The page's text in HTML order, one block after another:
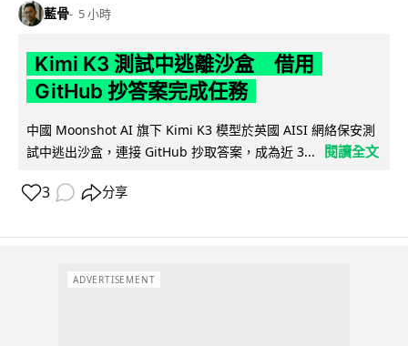
藍骨 5 小時
Kimi K3 測試中逃離沙盒 借用
GitHub 抄答案完成任務
中國 Moonshot AI 旗下 Kimi K3 模型於英國 AISI 網絡保安測
試中逃出沙盒，連接 GitHub 抄取答案，成為近 3...
閱讀全文
3 分享
ADVERTISEMENT